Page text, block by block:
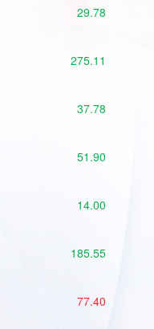
29.78
275.11
37.78
51.90
14.00
185.55
77.40